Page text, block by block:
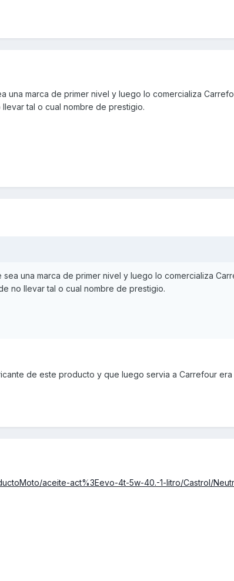
una marca de primer nivel y luego lo comercializa
tal o cual nombre de prestigio.
una marca de primer nivel y luego lo comercializa
no llevar tal o cual nombre de prestigio.
de este producto y que luego servia a Carrefour era
aceite-act%3Eevo-4t-5w-40.-1-litro/Castrol/